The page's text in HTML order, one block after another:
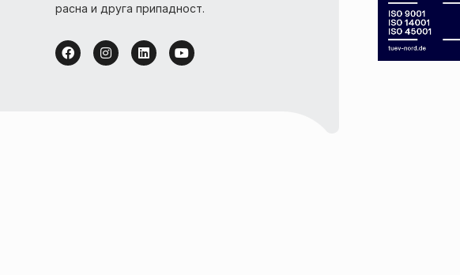
расна и друга припадност.